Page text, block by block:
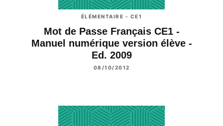
ÉLÉMENTAIRE - CE1
Mot de Passe Français CE1 -
Manuel numérique version élève -
Ed. 2009
08/10/2012